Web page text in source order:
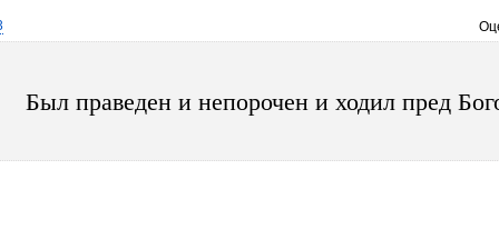
Был праведен и непорочен и ходил пред